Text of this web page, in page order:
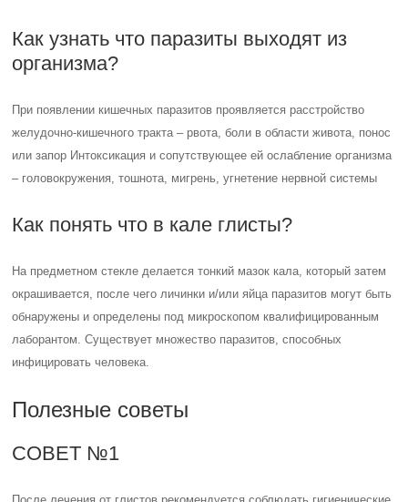
Как узнать что паразиты выходят из
организма?
При появлении кишечных паразитов проявляется расстройство
желудочно-кишечного тракта – рвота, боли в области живота, понос
или запор Интоксикация и сопутствующее ей ослабление организма
– головокружения, тошнота, мигрень, угнетение нервной системы
Как понять что в кале глисты?
На предметном стекле делается тонкий мазок кала, который затем
окрашивается, после чего личинки и/или яйца паразитов могут быть
обнаружены и определены под микроскопом квалифицированным
лаборантом. Существует множество паразитов, способных
инфицировать человека.
Полезные советы
СОВЕТ №1